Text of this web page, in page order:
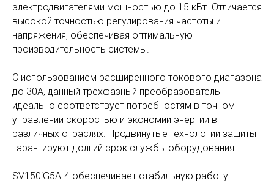
электродвигателями мощностью до 15 кВт. Отличается
высокой точностью регулирования частоты и
напряжения, обеспечивая оптимальную
производительность системы.
С использованием расширенного токового диапазона
до 30А, данный трехфазный преобразователь
идеально соответствует потребностям в точном
управлении скоростью и экономии энергии в
различных отраслях. Продвинутые технологии защиты
гарантируют долгий срок службы оборудования.
SV150iG5A-4 обеспечивает стабильную работу